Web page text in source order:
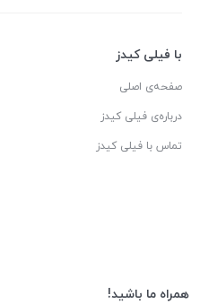
با فیلی کیدز
صفحه‌ی اصلی
درباره‌ی فیلی کیدز
تماس با فیلی کیدز
همراه ما باشید!